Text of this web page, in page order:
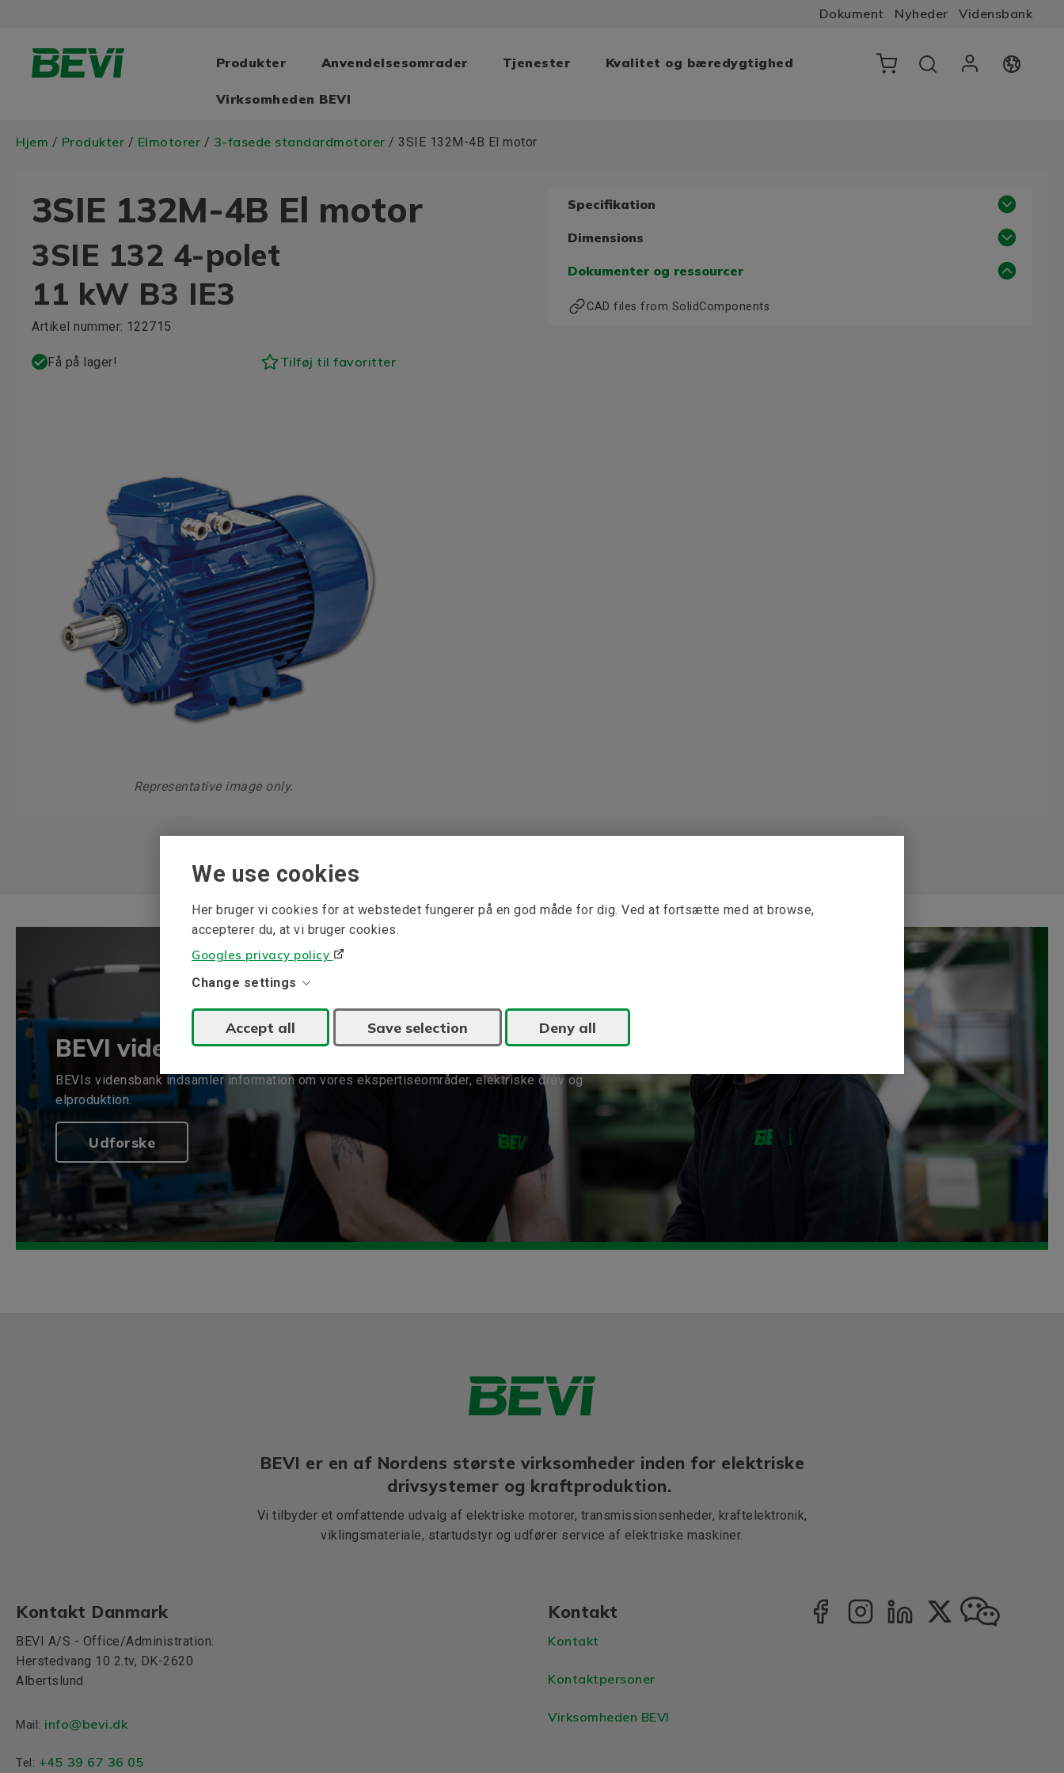
We use cookies
Her bruger vi cookies for at webstedet fungerer på en god måde for dig. Ved at fortsætte med at browse,
accepterer du, at vi bruger cookies.
Googles privacy policy
Change settings
Accept all Save selection Deny all
Dokument Nyheder Vidensbank
Produkter Anvendelsesomrader Tjenester Kvalitet og bæredygtighed
Virksomheden BEVI
Hjem / Produkter / Elmotorer / 3-fasede standardmotorer / 3SIE 132M-4B El motor
3SIE 132M-4B El motor
3SIE 132 4-polet
11 kW B3 IE3
Artikel nummer: 122715
Få på lager! Tilføj til favoritter
Representative image only.
Specifikation
Dimensions
Dokumenter og ressourcer
CAD files from SolidComponents
BEVI vidensbank
BEVIs vidensbank indsamler information om vores ekspertiseområder, elektriske drev og
elproduktion.
Udforske
BEVI er en af Nordens største virksomheder inden for elektriske
drivsystemer og kraftproduktion.
Vi tilbyder et omfattende udvalg af elektriske motorer, transmissionsenheder, kraftelektronik,
viklingsmateriale, startudstyr og udfører service af elektriske maskiner.
Kontakt Danmark
BEVI A/S - Office/Administration:
Herstedvang 10 2.tv, DK-2620
Albertslund
Mail: info@bevi.dk
Tel: +45 39 67 36 05
Kontakt
Kontakt
Kontaktpersoner
Virksomheden BEVI